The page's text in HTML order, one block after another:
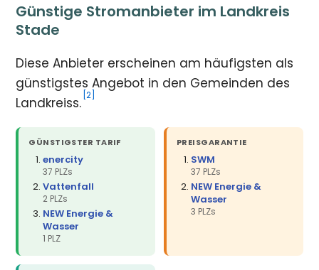
Günstige Stromanbieter im Landkreis
Stade
Diese Anbieter erscheinen am häufigsten als
günstigstes Angebot in den Gemeinden des
Landkreiss. [2]
GÜNSTIGSTER TARIF
enercity
37 PLZs
Vattenfall
2 PLZs
NEW Energie &
Wasser
1 PLZ
PREISGARANTIE
SWM
37 PLZs
NEW Energie &
Wasser
3 PLZs